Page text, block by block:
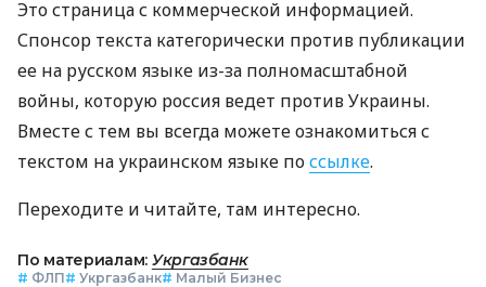
Это страница с коммерческой информацией.
Спонсор текста категорически против публикации
ее на русском языке из-за полномасштабной
войны, которую россия ведет против Украины.
Вместе с тем вы всегда можете ознакомиться с
текстом на украинском языке поссылке.
Переходите и читайте, там интересно.
По материалам: Укргазбанк
# ФЛП# Укргазбанк# Малый Бизнес